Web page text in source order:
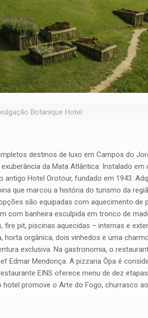
Botanique Hotel
destinos de luxo em Campos do
da Mata Atlântica. Instalado
Hotel Orotour, fundado em 1943.
que marcou a história do turismo da
são equipadas com aquecimento de
banheira esculpida em tronco de
pit, piscinas aquecidas – internas e
orgânica, dois vinhedos e uma
exclusiva. Na gastronomia, o
Mendonça. A pizzaria Ôpa é
EINS oferece menu de dez
promove o Arte do Fogo, churrasco